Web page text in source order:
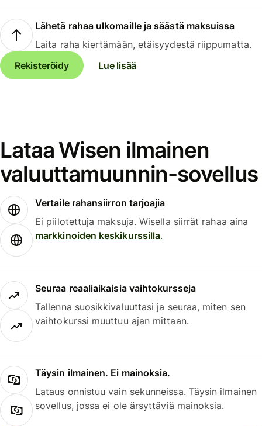
Lähetä rahaa ulkomaille ja säästä maksuissa
Laita raha kiertämään, etäisyydestä riippumatta.
Rekisteröidy
Lue lisää
Lataa Wisen ilmainen
valuuttamuunnin-sovellus
Vertaile rahansiirron tarjoajia
Ei piilotettuja maksuja. Wisella siirrät rahaa aina
markkinoiden keskikurssilla.
Seuraa reaaliaikaisia vaihtokursseja
Tallenna suosikkivaluuttasi ja seuraa, miten sen
vaihtokurssi muuttuu ajan mittaan.
Täysin ilmainen. Ei mainoksia.
Lataus onnistuu vain sekunneissa. Täysin ilmainen
sovellus, jossa ei ole ärsyttäviä mainoksia.